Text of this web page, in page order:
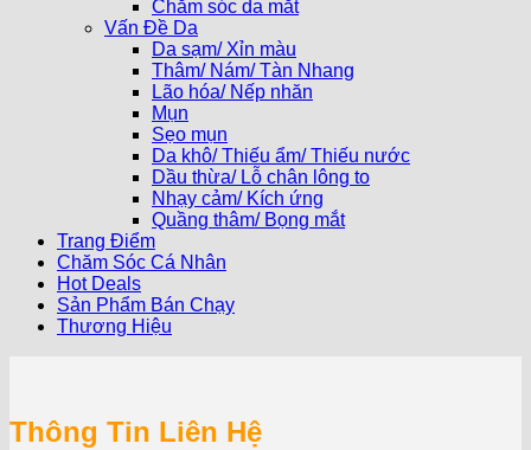
Chăm sóc da mắt
Vấn Đề Da
Da sạm/ Xỉn màu
Thâm/ Nám/ Tàn Nhang
Lão hóa/ Nếp nhăn
Mụn
Sẹo mụn
Da khô/ Thiếu ẩm/ Thiếu nước
Dầu thừa/ Lỗ chân lông to
Nhạy cảm/ Kích ứng
Quầng thâm/ Bọng mắt
Trang Điểm
Chăm Sóc Cá Nhân
Hot Deals
Sản Phẩm Bán Chạy
Thương Hiệu
Thông Tin Liên Hệ